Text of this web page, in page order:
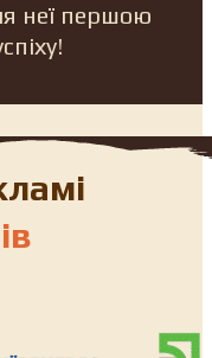
неї першою